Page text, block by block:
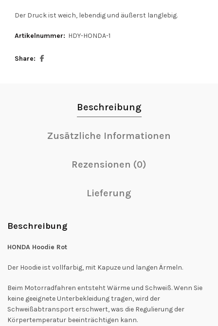
Der Druck ist weich, lebendig und äußerst langlebig.
Artikelnummer: HDY-HONDA-1
Share
Beschreibung
Zusätzliche Informationen
Rezensionen (0)
Lieferung
Beschreibung
HONDA Hoodie Rot
Der Hoodie ist vollfarbig, mit Kapuze und langen Ärmeln.
Beim Motorradfahren entsteht Wärme und Schweiß. Wenn Sie
keine geeignete Unterbekleidung tragen, wird der
Schweißabtransport erschwert, was die Regulierung der
Körpertemperatur beeinträchtigen kann.